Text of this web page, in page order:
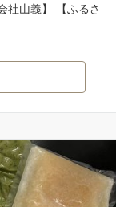
山義】 【ふるさ